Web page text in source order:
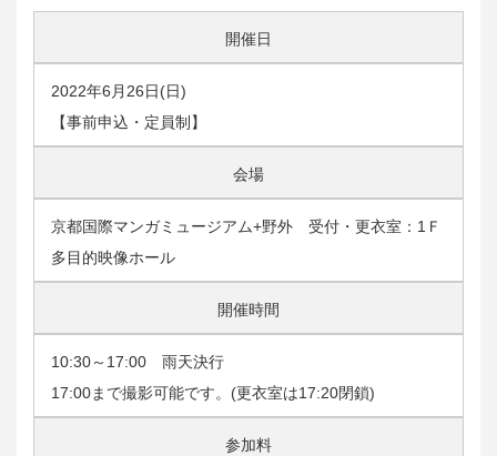
開催日
2022年6月26日(日)
【事前申込・定員制】
会場
京都国際マンガミュージアム+野外 受付・更衣室：1Ｆ
多目的映像ホール
開催時間
10:30～17:00 雨天決行
17:00まで撮影可能です。(更衣室は17:20閉鎖)
参加料